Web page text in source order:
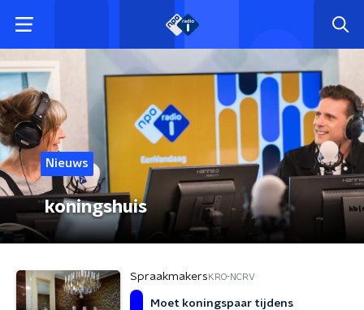
Nieuws
koningshuis
Spraakmakers KRO-NCRV
Moet koningspaar tijdens